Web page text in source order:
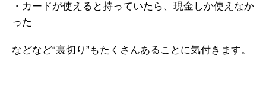
・カードが使えると持っていたら、現金しか使えなか
った
などなど“裏切り”もたくさんあることに気付きます。